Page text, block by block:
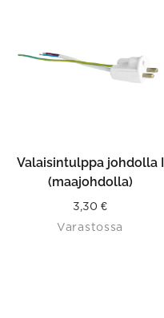
Valaisintulppa johdolla I
(maajohdolla)
3,30 €
Varastossa